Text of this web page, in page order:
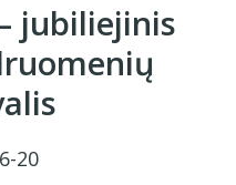
jubiliejinis
20